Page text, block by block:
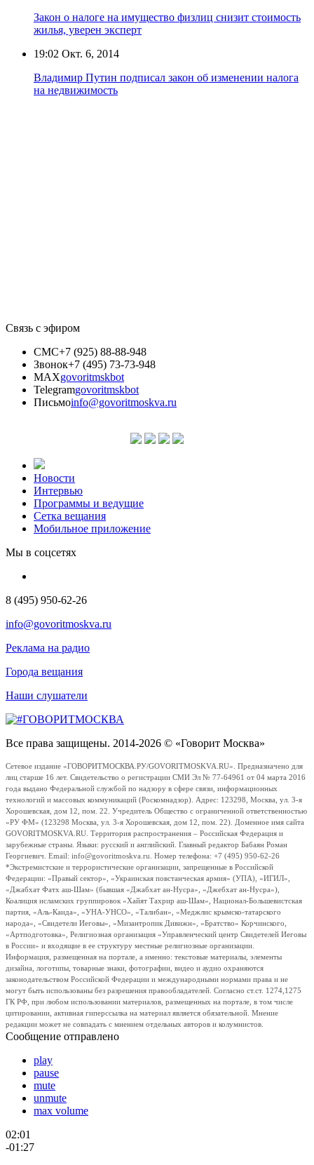
Закон о налоге на имущество физлиц снизит стоимость
жилья, уверен эксперт
19:02 Окт. 6, 2014
Владимир Путин подписал закон об изменении налога
на недвижимость
Связь с эфиром
СМС+7 (925) 88-88-948
Звонок+7 (495) 73-73-948
MAXgovoritmskbot
Telegramgovoritmskbot
Письмоinfo@govoritmoskva.ru
Новости
Интервью
Программы и ведущие
Сетка вещания
Мобильное приложение
Мы в соцсетях
8 (495) 950-62-26
info@govoritmoskva.ru
Реклама на радио
Города вещания
Наши слушатели
Все права защищены. 2014-2026 © «Говорит Москва»
Сетевое издание «ГОВОРИТМОСКВА.РУ/GOVORITMOSKVA.RU». Предназначено для
лиц старше 16 лет. Свидетельство о регистрации СМИ Эл № 77-64961 от 04 марта 2016
года выдано Федеральной службой по надзору в сфере связи, информационных
технологий и массовых коммуникаций (Роскомнадзор). Адрес: 123298, Москва, ул. 3-я
Хорошевская, дом 12, пом. 22. Учредитель Общество с ограниченной ответственностью
«РУ ФМ» (123298 Москва, ул. 3-я Хорошевская, дом 12, пом. 22). Доменное имя сайта
GOVORITMOSKVA.RU. Территория распространения – Российская Федерация и
зарубежные страны. Языки: русский и английский. Главный редактор Бабаян Роман
Георгиевич. Email: info@govoritmoskva.ru. Номер телефона: +7 (495) 950-62-26
*Экстремистские и террористические организации, запрещенные в Российской
Федерации: «Правый сектор», «Украинская повстанческая армия» (УПА), «ИГИЛ»,
«Джабхат Фатх аш-Шам» (бывшая «Джабхат ан-Нусра», «Джебхат ан-Нусра»),
Коалиция исламских группировок «Хайят Тахрир аш-Шам», Национал-Большевистская
партия, «Аль-Каида», «УНА-УНСО», «Талибан», «Меджлис крымско-татарского
народа», «Свидетели Иеговы», «Мизантропик Дивижн», «Братство» Корчинского,
«Артподготовка», Религиозная организация «Управленческий центр Свидетелей Иеговы
в России» и входящие в ее структуру местные религиозные организации.
Информация, размещенная на портале, а именно: текстовые материалы, элементы
дизайна, логотипы, товарные знаки, фотографии, видео и аудио охраняются
законодательством Российской Федерации и международными нормами права и не
могут быть использованы без разрешения правообладателей. Согласно ст.ст. 1274,1275
ГК РФ, при любом использовании материалов, размещенных на портале, в том числе
цитировании, активная гиперссылка на материал является обязательной. Мнение
редакции может не совпадать с мнением отдельных авторов и колумнистов.
Сообщение отправлено
play
pause
mute
unmute
max volume
02:01
-01:27